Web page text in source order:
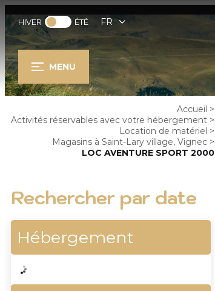
HIVER ÉTÉ FR
MENU
Accueil >
Activités réservables avec votre hébergement >
Location de matériel >
Magasins à Saint-Lary village, Vignec >
LOC AVENTURE SPORT 2000
Rechercher par date
Hébergement